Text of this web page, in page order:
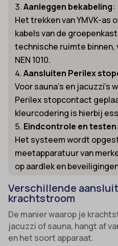
Aanleggen bekabeling:
Het trekken van YMVK-
kabels van de
technische ruimte
NEN 1010.
Aansluiten Perilex
Voor sauna’s en jacuzzi’s
Perilex stopcontact
kleurcodering is hierbij
Eindcontrole en testen:
Het systeem wordt
meetapparatuur van
op aardlek en
Verschillende
krachtstroom
De manier waarop je
jacuzzi of sauna, hangt af
en het soort apparaat.